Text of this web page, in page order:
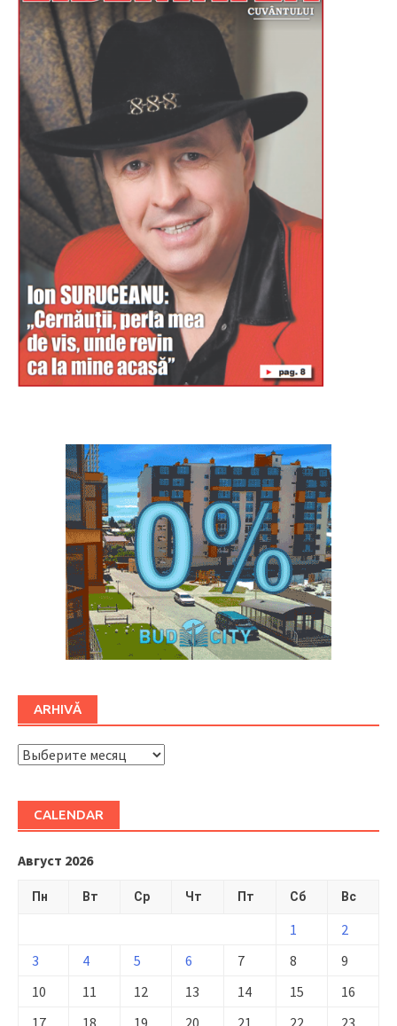
ARHIVĂ
ARHIVĂ
CALENDAR
Август 2026
Пн Вт Ср Чт Пт Сб Вс
1
2
3
4 5 6 7 8
9
10
11 12 13 14 15
16